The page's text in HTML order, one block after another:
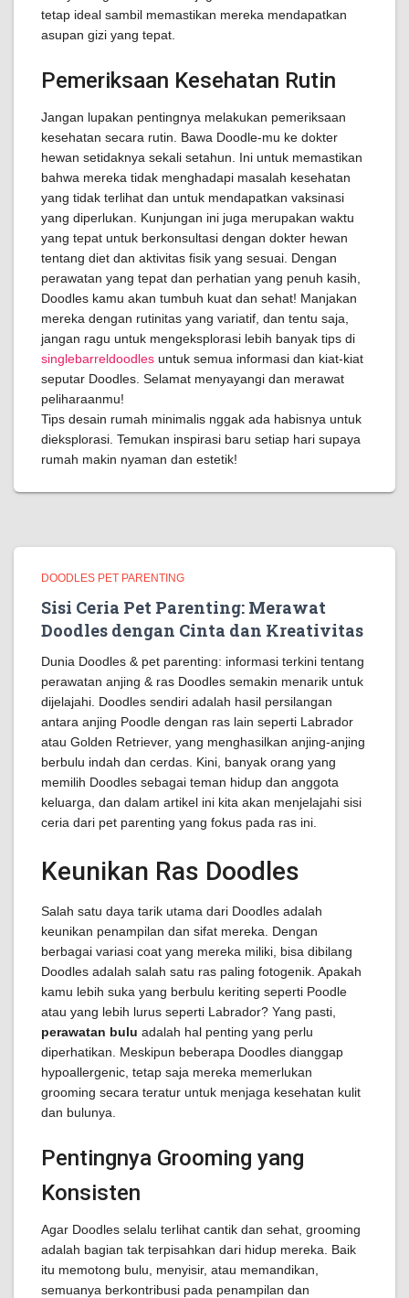
tetap ideal sambil memastikan mereka mendapatkan
asupan gizi yang tepat.
Pemeriksaan Kesehatan Rutin
Jangan lupakan pentingnya melakukan pemeriksaan
kesehatan secara rutin. Bawa Doodle-mu ke dokter
hewan setidaknya sekali setahun. Ini untuk memastikan
bahwa mereka tidak menghadapi masalah kesehatan
yang tidak terlihat dan untuk mendapatkan vaksinasi
yang diperlukan. Kunjungan ini juga merupakan waktu
yang tepat untuk berkonsultasi dengan dokter hewan
tentang diet dan aktivitas fisik yang sesuai. Dengan
perawatan yang tepat dan perhatian yang penuh kasih,
Doodles kamu akan tumbuh kuat dan sehat! Manjakan
mereka dengan rutinitas yang variatif, dan tentu saja,
jangan ragu untuk mengeksplorasi lebih banyak tips di
singlebarreldoodles untuk semua informasi dan kiat-kiat
seputar Doodles. Selamat menyayangi dan merawat
peliharaanmu!
Tips desain rumah minimalis nggak ada habisnya untuk
dieksplorasi. Temukan inspirasi baru setiap hari supaya
rumah makin nyaman dan estetik!
DOODLES PET PARENTING
Sisi Ceria Pet Parenting: Merawat
Doodles dengan Cinta dan Kreativitas
Dunia Doodles & pet parenting: informasi terkini tentang
perawatan anjing & ras Doodles semakin menarik untuk
dijelajahi. Doodles sendiri adalah hasil persilangan
antara anjing Poodle dengan ras lain seperti Labrador
atau Golden Retriever, yang menghasilkan anjing-anjing
berbulu indah dan cerdas. Kini, banyak orang yang
memilih Doodles sebagai teman hidup dan anggota
keluarga, dan dalam artikel ini kita akan menjelajahi sisi
ceria dari pet parenting yang fokus pada ras ini.
Keunikan Ras Doodles
Salah satu daya tarik utama dari Doodles adalah
keunikan penampilan dan sifat mereka. Dengan
berbagai variasi coat yang mereka miliki, bisa dibilang
Doodles adalah salah satu ras paling fotogenik. Apakah
kamu lebih suka yang berbulu keriting seperti Poodle
atau yang lebih lurus seperti Labrador? Yang pasti,
perawatan bulu adalah hal penting yang perlu
diperhatikan. Meskipun beberapa Doodles dianggap
hypoallergenic, tetap saja mereka memerlukan
grooming secara teratur untuk menjaga kesehatan kulit
dan bulunya.
Pentingnya Grooming yang
Konsisten
Agar Doodles selalu terlihat cantik dan sehat, grooming
adalah bagian tak terpisahkan dari hidup mereka. Baik
itu memotong bulu, menyisir, atau memandikan,
semuanya berkontribusi pada penampilan dan